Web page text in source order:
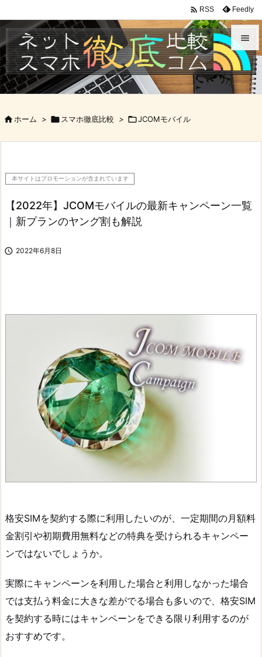


メニュ

 RSS Feedly
ホーム >  スマホ徹底比較 > JCOMモバイル
本サイトはプロモーションが含まれています
【2022年】JCOMモバイルの最新キャンペーン一覧
｜新プランのヤング割も解説
 2022年6月8日
格安SIMを契約する際に利用したいのが、一定期間の月額料
金割引や初期費用無料などの特典を受けられるキャンペー
ンではないでしょうか。
実際にキャンペーンを利用した場合と利用しなかった場合
では支払う料金に大きな差がでる場合も多いので、格安SIM
を契約する時にはキャンペーンをできる限り利用するのが
おすすめです。